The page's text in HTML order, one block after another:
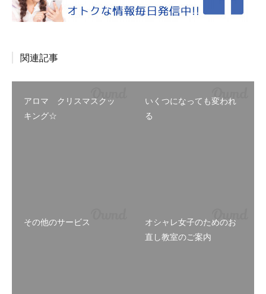
関連記事
アロマ クリスマスクッ
キング☆
いくつになっても変われ
る
その他のサービス
オシャレ女子のためのお
直し教室のご案内